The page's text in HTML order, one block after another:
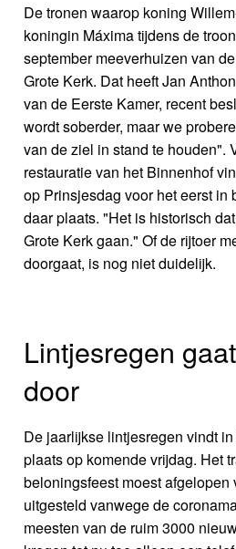
De tronen waarop koning
koningin Máxima tijdens de
september meeverhuizen van
Grote Kerk. Dat heeft Jan
van de Eerste Kamer, recent
wordt soberder, maar we
van de ziel in stand te houden".
restauratie van het Binnenhof
op Prinsjesdag voor het eerst in
daar plaats. "Het is historisch
Grote Kerk gaan." Of de rijtoer
doorgaat, is nog niet duidelijk.
Lintjesregen
door
De jaarlijkse lintjesregen vindt
plaats op komende vrijdag. Het
beloningsfeest moest afgelopen
uitgesteld vanwege de
meesten van de ruim 3000